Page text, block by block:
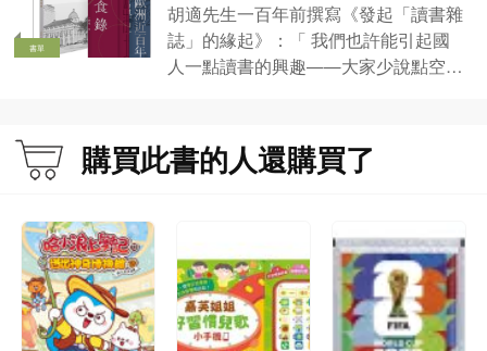
書單
胡適先生一百年前撰寫《發起「讀書雜
誌」的緣起》：「 我們也許能引起國
人一點讀書的興趣——大家少說點空
章提及而又仍在市面流通的好書，整理
成這張書單，方便讀者訂購。
購買此書的人還購買了